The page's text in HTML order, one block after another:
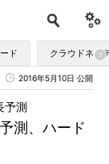
ド クラウドネイ
2016年5月10日 公開
測、ハード
予測